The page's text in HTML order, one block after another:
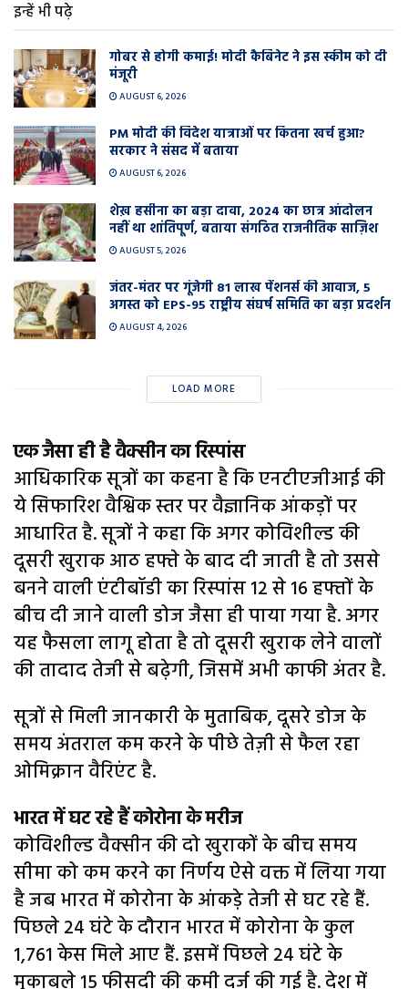
इन्हें भी पढ़े
गोबर से होगी कमाई! मोदी कैबिनेट ने इस स्कीम को दी
मंजूरी
AUGUST 6, 2026
PM मोदी की विदेश यात्राओं पर कितना खर्च हुआ?
सरकार ने संसद में बताया
AUGUST 6, 2026
शेख़ हसीना का बड़ा दावा, 2024 का छात्र आंदोलन
नहीं था शांतिपूर्ण, बताया संगठित राजनीतिक साज़िश
AUGUST 5, 2026
जंतर-मंतर पर गूंजेगी 81 लाख पेंशनर्स की आवाज, 5
अगस्त को EPS-95 राष्ट्रीय संघर्ष समिति का बड़ा प्रदर्शन
AUGUST 4, 2026
LOAD MORE
एक जैसा ही है वैक्सीन का रिस्पांस
आधिकारिक सूत्रों का कहना है कि एनटीएजीआई की
ये सिफारिश वैश्विक स्तर पर वैज्ञानिक आंकड़ों पर
आधारित है. सूत्रों ने कहा कि अगर कोविशील्ड की
दूसरी खुराक आठ हफ्ते के बाद दी जाती है तो उससे
बनने वाली एंटीबॉडी का रिस्पांस 12 से 16 हफ्तों के
बीच दी जाने वाली डोज जैसा ही पाया गया है. अगर
यह फैसला लागू होता है तो दूसरी खुराक लेने वालों
की तादाद तेजी से बढ़ेगी, जिसमें अभी काफी अंतर है.
सूत्रों से मिली जानकारी के मुताबिक, दूसरे डोज के
समय अंतराल कम करने के पीछे तेज़ी से फैल रहा
ओमिक्रान वैरिएंट है.
भारत में घट रहे हैं कोरोना के मरीज
कोविशील्ड वैक्सीन की दो खुराकों के बीच समय
सीमा को कम करने का निर्णय ऐसे वक्त में लिया गया
है जब भारत में कोरोना के आंकड़े तेजी से घट रहे हैं.
पिछले 24 घंटे के दौरान भारत में कोरोना के कुल
1,761 केस मिले आए हैं. इसमें पिछले 24 घंटे के
मुकाबले 15 फीसदी की कमी दर्ज की गई है. देश में